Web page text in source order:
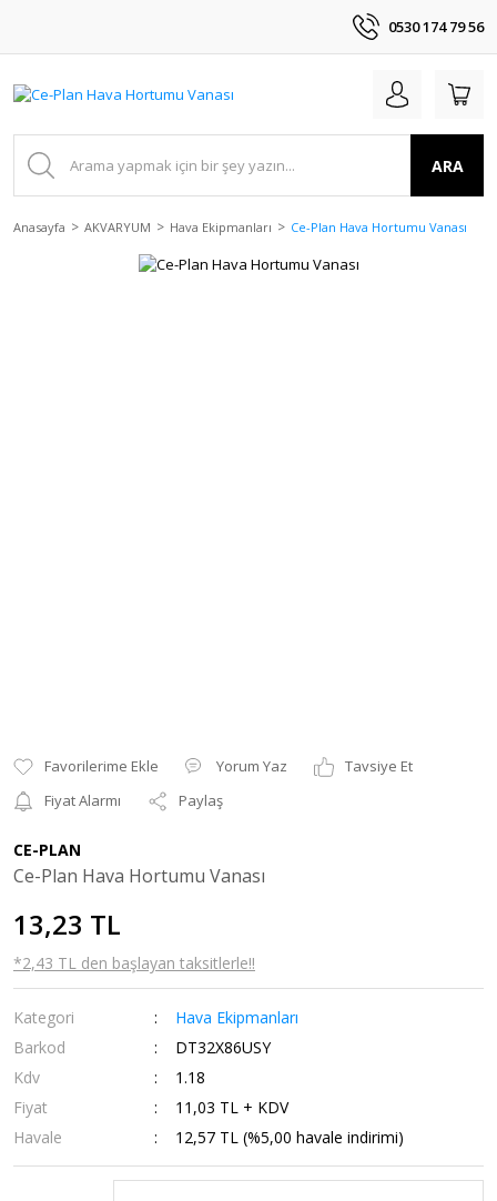
0530 174 79 56
ARA
Anasayfa AKVARYUM Hava Ekipmanları Ce-Plan Hava Hortumu Vanası
Yorum Yaz
Tavsiye Et
Fiyat Alarmı
Paylaş
CE-PLAN
Ce-Plan Hava Hortumu Vanası
13,23 TL
*2,43 TL den başlayan taksitlerle!!
Kategori
Hava Ekipmanları
Barkod
DT32X86USY
Kdv
1.18
Fiyat
11,03 TL + KDV
Havale
12,57 TL (%5,00 havale indirimi)